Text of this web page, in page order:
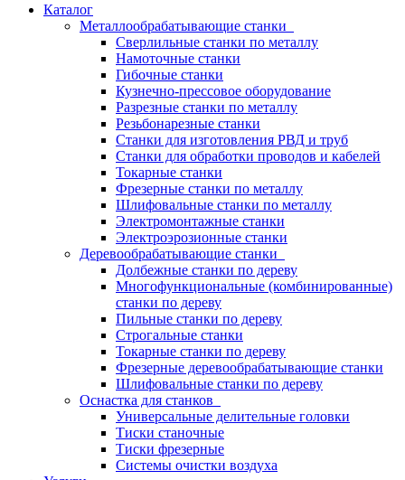
Каталог
Металлообрабатывающие станки
Сверлильные станки по металлу
Намоточные станки
Гибочные станки
Кузнечно-прессовое оборудование
Разрезные станки по металлу
Резьбонарезные станки
Станки для изготовления РВД и труб
Станки для обработки проводов и кабелей
Токарные станки
Фрезерные станки по металлу
Шлифовальные станки по металлу
Электромонтажные станки
Электроэрозионные станки
Деревообрабатывающие станки
Долбежные станки по дереву
Многофункциональные (комбинированные)
станки по дереву
Пильные станки по дереву
Строгальные станки
Токарные станки по дереву
Фрезерные деревообрабатывающие станки
Шлифовальные станки по дереву
Оснастка для станков
Универсальные делительные головки
Тиски станочные
Тиски фрезерные
Системы очистки воздуха